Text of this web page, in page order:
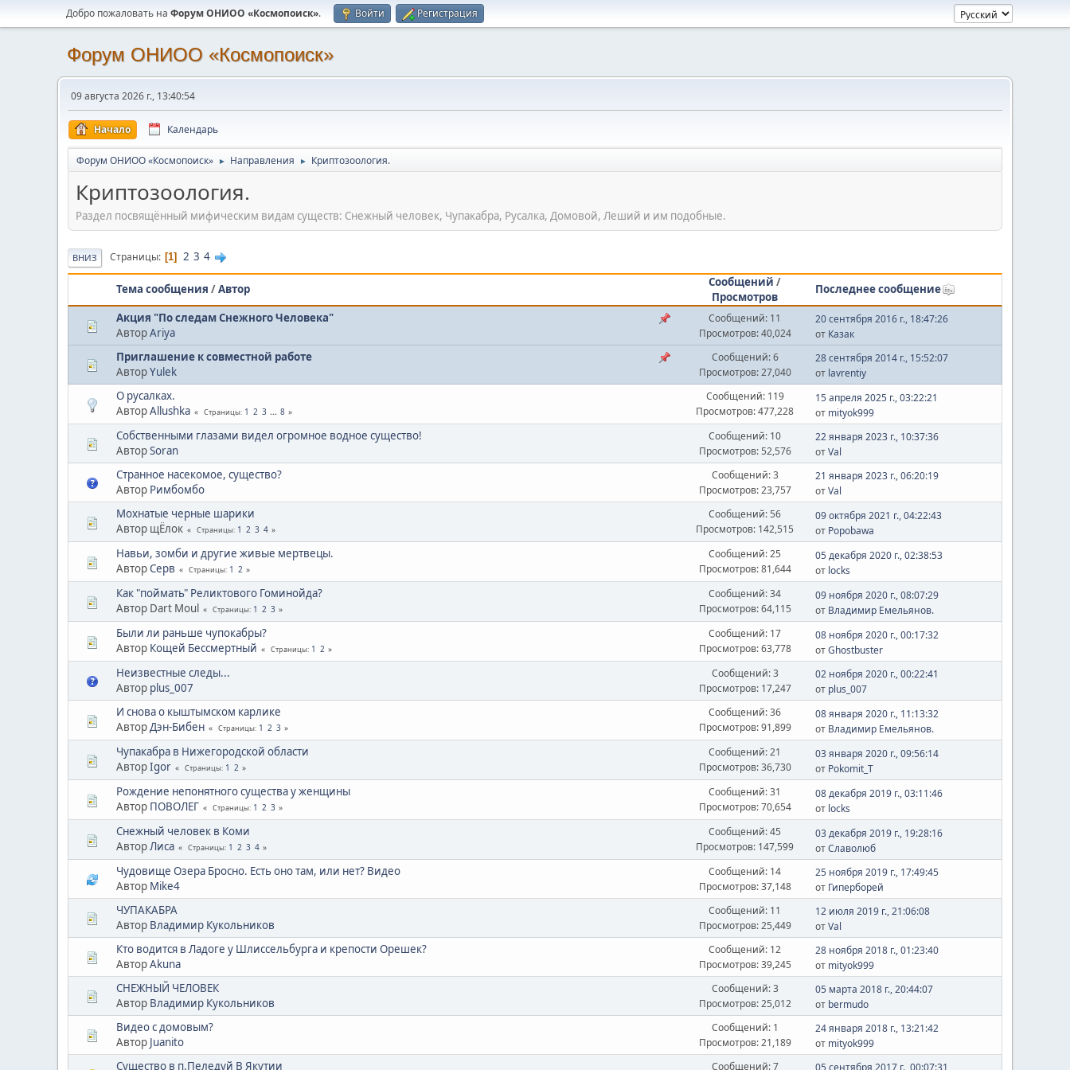
Добро пожаловать на Форум ОНИОО «Космопоиск». Войти Регистрация
Форум ОНИОО «Космопоиск»
09 августа 2026 г., 13:40:54
Начало Календарь
Форум ОНИОО «Космопоиск» ► Направления ► Криптозоология.
Криптозоология.
Раздел посвящённый мифическим видам существ: Снежный человек, Чупакабра, Русалка, Домовой, Леший и им подобные.
ВНИЗ Страницы 1 2 3 4
Тема сообщения /Автор
Сообщений /
Просмотров
Последнее сообщение
Акция "По следам Снежного Человека"
АвторAriya
Сообщений: 11
Просмотров: 40,024
20 сентября 2016 г., 18:47:26
от Казак
Приглашение к совместной работе
АвторYulek
Сообщений: 6
Просмотров: 27,040
28 сентября 2014 г., 15:52:07
от lavrentiy
О русалках.
АвторAllushka Страницы 1 2 3 ... 8
Сообщений: 119
Просмотров: 477,228
15 апреля 2025 г., 03:22:21
от mityok999
Собственными глазами видел огромное водное существо!
АвторSoran
Сообщений: 10
Просмотров: 52,576
22 января 2023 г., 10:37:36
отVal
Странное насекомое, существо?
Автор Римбомбо
Сообщений: 3
Просмотров: 23,757
21 января 2023 г., 06:20:19
отVal
Мохнатые черные шарики
Автор щЁлок
Страницы 1 2 3 4
Сообщений: 56
Просмотров: 142,515
09 октября 2021 г., 04:22:43
от Popobawa
Навьи, зомби и другие живые мертвецы.
АвторСерв Страницы 1 2
Сообщений: 25
Просмотров: 81,644
05 декабря 2020 г., 02:38:53
от locks
Как "поймать" Реликтового Гоминойда?
Автор Dart Moul
Страницы 1 2 3
Сообщений: 34
Просмотров: 64,115
09 ноября 2020 г., 08:07:29
от Владимир Емельянов.
Были ли раньше чупокабры?
Автор Кощей Бессмертный Страницы 1 2
Сообщений: 17
Просмотров: 63,778
08 ноября 2020 г., 00:17:32
отGhostbuster
Неизвестные следы...
Автор plus_007
Сообщений: 3
Просмотров: 17,247
02 ноября 2020 г., 00:22:41
от plus_007
И снова о кыштымском карлике
Автор Дэн-Бибен Страницы 1 2 3
Сообщений: 36
Просмотров: 91,899
08 января 2020 г., 11:13:32
от Владимир Емельянов.
Чупакабра в Нижегородской области
АвторIgor Страницы 1 2
Сообщений: 21
Просмотров: 36,730
03 января 2020 г., 09:56:14
от Pokomit_T
Рождение непонятного существа у женщины
Автор ПОВОЛЕГ Страницы 1 2 3
Сообщений: 31
Просмотров: 70,654
08 декабря 2019 г., 03:11:46
от locks
Снежный человек в Коми
Автор Лиса Страницы 1 2 3 4
Сообщений: 45
Просмотров: 147,599
03 декабря 2019 г., 19:28:16
отСлаволюб
Чудовище Озера Бросно. Есть оно там, или нет? Видео
Автор Mike4
Сообщений: 14
Просмотров: 37,148
25 ноября 2019 г., 17:49:45
от Гиперборей
ЧУПАКАБРА
Автор Владимир Кукольников
Сообщений: 11
Просмотров: 25,449
12 июля 2019 г., 21:06:08
отVal
Кто водится в Ладоге у Шлиссельбурга и крепости Орешек?
АвторAkuna
Сообщений: 12
Просмотров: 39,245
28 ноября 2018 г., 01:23:40
от mityok999
СНЕЖНЫЙ ЧЕЛОВЕК
Автор Владимир Кукольников
Сообщений: 3
Просмотров: 25,012
05 марта 2018 г., 20:44:07
от bermudo
Видео с домовым?
Автор Juanito
Сообщений: 1
Просмотров: 21,189
24 января 2018 г., 13:21:42
от mityok999
Существо в п.Пеледуй В Якутии Сообщений: 7 05 сентября 2017 г., 00:07:31